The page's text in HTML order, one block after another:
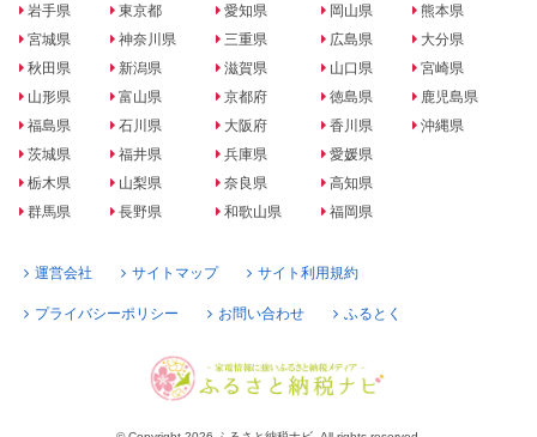
岩手県
宮城県
秋田県
山形県
福島県
茨城県
栃木県
群馬県
東京都
神奈川県
新潟県
富山県
石川県
福井県
山梨県
長野県
愛知県
三重県
滋賀県
京都府
大阪府
兵庫県
奈良県
和歌山県
岡山県
広島県
山口県
徳島県
香川県
愛媛県
高知県
福岡県
熊本県
大分県
宮崎県
鹿児島県
沖縄県
運営会社 サイトマップ サイト利用規約
プライバシーポリシー お問い合わせ ふるとく